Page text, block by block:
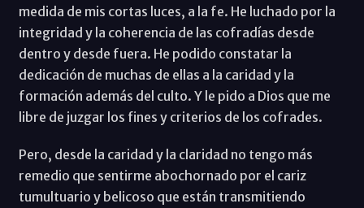
medida de mis cortas luces, a la fe. He luchado por la
integridad y la coherencia de las cofradías desde
dentro y desde fuera. He podido constatar la
dedicación de muchas de ellas a la caridad y la
formación además del culto. Y le pido a Dios que me
libre de juzgar los fines y criterios de los cofrades.
Pero, desde la caridad y la claridad no tengo más
remedio que sentirme abochornado por el cariz
tumultuario y belicoso que están transmitiendo